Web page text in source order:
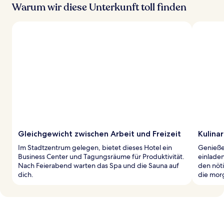
Warum wir diese Unterkunft toll finden
Gleichgewicht zwischen Arbeit und Freizeit
Im Stadtzentrum gelegen, bietet dieses Hotel ein
Business Center und Tagungsräume für Produktivität.
Nach Feierabend warten das Spa und die Sauna auf
dich.
den
die